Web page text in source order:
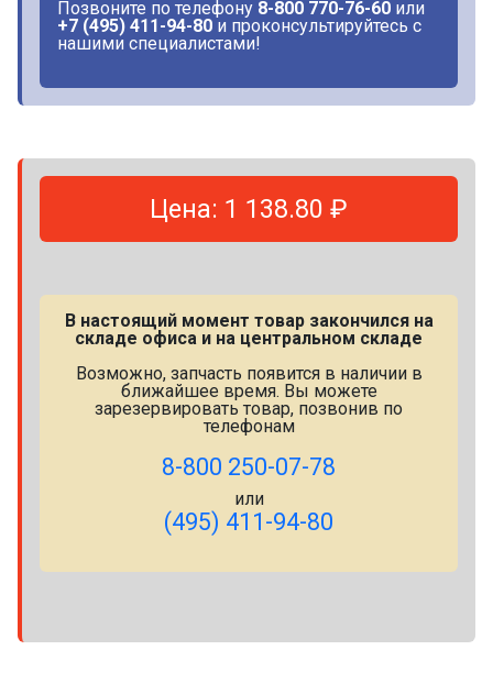
Позвоните по телефону 8-800 770-76-60 или
+7 (495) 411-94-80 и проконсультируйтесь с
нашими специалистами!
Цена: 1 138.80 ₽
В настоящий момент товар закончился на
складе офиса и на центральном складе
Возможно, запчасть появится в наличии в
ближайшее время. Вы можете
зарезервировать товар, позвонив по
телефонам
8-800 250-07-78
или
(495) 411-94-80